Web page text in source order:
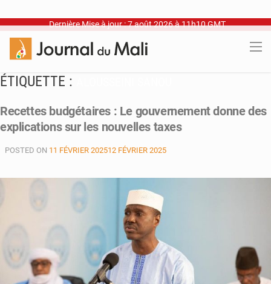
Dernière Mise à jour : 7 août 2026 à 11h10 GMT
ÉTIQUETTE :
Recettes budgétaires : Le gouvernement donne des
explications sur les nouvelles taxes
POSTED ON 11 FÉVRIER 202512 FÉVRIER 2025